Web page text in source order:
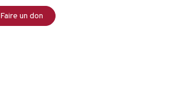
Faire un don